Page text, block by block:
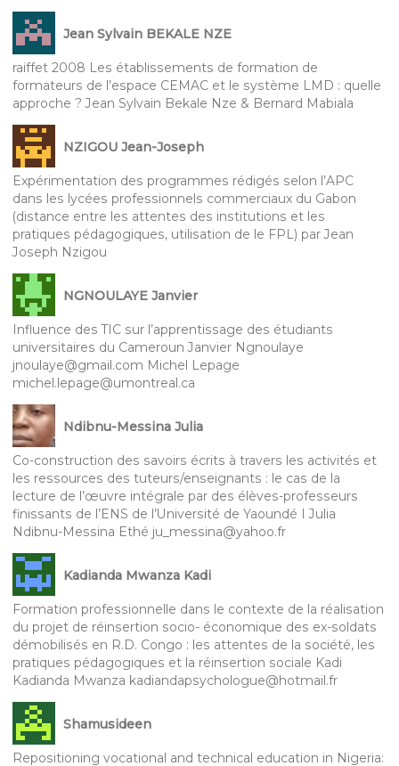
Jean Sylvain BEKALE NZE
raiffet 2008 Les établissements de formation de
formateurs de l’espace CEMAC et le système LMD : quelle
approche ? Jean Sylvain Bekale Nze & Bernard Mabiala
NZIGOU Jean-Joseph
Expérimentation des programmes rédigés selon l’APC
dans les lycées professionnels commerciaux du Gabon
(distance entre les attentes des institutions et les
pratiques pédagogiques, utilisation de le FPL) par Jean
Joseph Nzigou
NGNOULAYE Janvier
Influence des TIC sur l’apprentissage des étudiants
universitaires du Cameroun Janvier Ngnoulaye
jnoulaye@gmail.com Michel Lepage
michel.lepage@umontreal.ca
Ndibnu-Messina Julia
Co-construction des savoirs écrits à travers les activités et
les ressources des tuteurs/enseignants : le cas de la
lecture de l’œuvre intégrale par des élèves-professeurs
finissants de l’ENS de l’Université de Yaoundé I Julia
Ndibnu-Messina Ethé ju_messina@yahoo.fr
Kadianda Mwanza Kadi
Formation professionnelle dans le contexte de la réalisation
du projet de réinsertion socio- économique des ex-soldats
démobilisés en R.D. Congo : les attentes de la société, les
pratiques pédagogiques et la réinsertion sociale Kadi
Kadianda Mwanza kadiandapsychologue@hotmail.fr
Shamusideen
Repositioning vocational and technical education in Nigeria: